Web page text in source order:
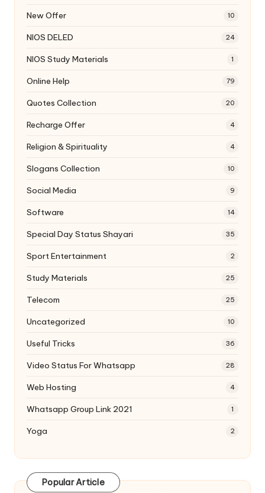
New Offer 10
NIOS DELED 24
NIOS Study Materials 1
Online Help 79
Quotes Collection 20
Recharge Offer 4
Religion & Spirituality 4
Slogans Collection 10
Social Media 9
Software 14
Special Day Status Shayari 35
Sport Entertainment 2
Study Materials 25
Telecom 25
Uncategorized 10
Useful Tricks 36
Video Status For Whatsapp 28
Web Hosting 4
Whatsapp Group Link 2021 1
Yoga 2
Popular Article